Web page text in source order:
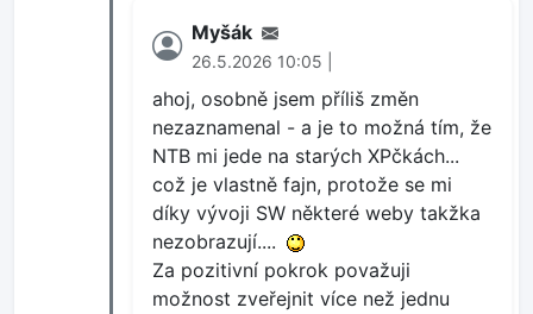
Myšák
26.5.2026 10:05 |
ahoj, osobně jsem příliš změn
nezaznamenal - a je to možná tím, že
NTB mi jede na starých XPčkách...
což je vlastně fajn, protože se mi
díky vývoji SW některé weby takžka
nezobrazují....
Za pozitivní pokrok považuji
možnost zveřejnit více než jednu